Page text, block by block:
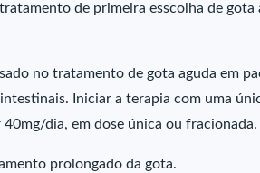
de primeira esscolha de gota
no tratamento de gota aguda em
Iniciar a terapia com uma
dia, em dose única ou fracionada.
prolongado da gota.